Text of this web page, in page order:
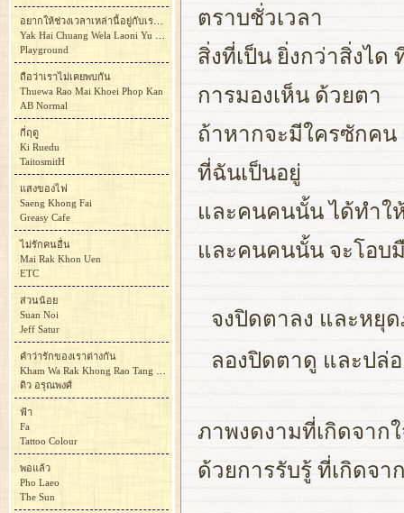
ตราบชั่วเวลา
สิ่งที่เป็น ยิ่งกว่าสิ่งได
การมองเห็น ด้วยตา
ถ้าหากจะมีใครซักคน
ที่ฉันเป็นอยู่
และคนคนนั้น ได้ทำใ
และคนคนนั้น จะโอบ
จงปิดตาลง และหยุ
ลองปิดตาดู และปล่
ภาพงดงามที่เกิดจาก
ด้วยการรับรู้ ที่เกิดจ
Yak Hai Chuang Wela Laoni Yu Kap Rao Pai Nan Nan Dai Mai
Playground
ถือว่าเราไม่เคยพบกัน
Thuewa Rao Mai Khoei Phop Kan
AB Normal
กี่ฤดู
Ki Ruedu
TaitosmitH
แสงของไฟ
Saeng Khong Fai
Greasy Cafe
ไม่รักคนอื่น
Mai Rak Khon Uen
ETC
ส่วนน้อย
Suan Noi
Jeff Satur
คำว่ารักของเราต่างกัน
Kham Wa Rak Khong Rao Tang Kan
ดิว อรุณพงศ์
ฟ้า
Fa
Tattoo Colour
พอแล้ว
Pho Laeo
The Sun